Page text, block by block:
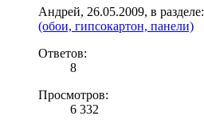
Андрей, 26.05.2009, в разделе:
(обои, гипсокартон, панели)
Ответов:
8
Просмотров:
6 332